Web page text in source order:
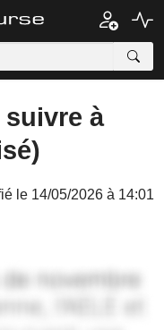
suivre à
le 14/05/2026 à 14:01